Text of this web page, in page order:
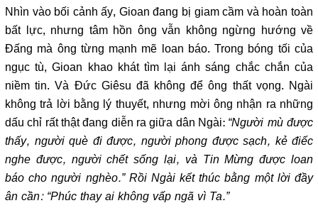
Nhìn vào bối cảnh ấy, Gioan đang bị giam cầm và hoàn toàn
bất lực, nhưng tâm hồn ông vẫn không ngừng hướng về
Đấng mà ông từng mạnh mẽ loan báo. Trong bóng tối của
ngục tù, Gioan khao khát tìm lại ánh sáng chắc chắn của
niềm tin. Và Đức Giêsu đã không để ông thất vọng. Ngài
không trả lời bằng lý thuyết, nhưng mời ông nhận ra những
dấu chỉ rất thật đang diễn ra giữa dân Ngài:“Người mù được
thấy, người què đi được, người phong được sạch, kẻ điếc
nghe được, người chết sống lại, và Tin Mừng được loan
báo cho người nghèo.” Rồi Ngài kết thúc bằng một lời đầy
ân cần: “Phúc thay ai không vấp ngã vì Ta.”